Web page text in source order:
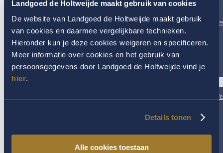
Landgoed de Holtweijde maakt gebruik van cookies
De website van Landgoed de Holtweijde maakt gebruik
van cookies en daarmee vergelijkbare technieken.
Hieronder kun je deze cookies weigeren en specificeren.
Meer informatie over cookies en het gebruik van
persoonsgegevens door Landgoed de Holtweijde vind je
hier.
Details tonen
Alle cookies toestaan
Kvk 06049053
T 0031-(0)541-229234
F 0031-(0)541-229445
info@holtweijde.nl
VOLG ONS OP:
Volgen